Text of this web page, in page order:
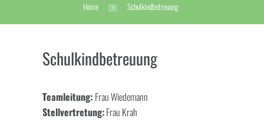
Home Schulkindbetreuung
Schulkindbetreuung
Teamleitung: Frau Wiedemann
Stellvertretung:Frau Krah